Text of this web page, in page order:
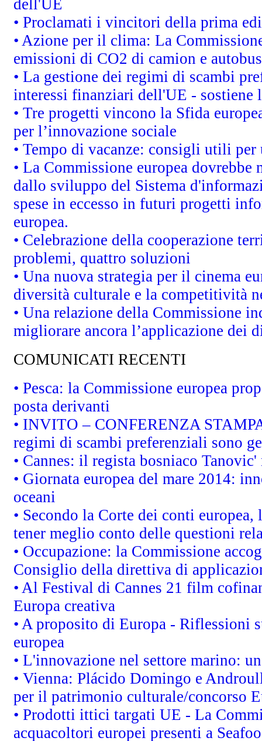
dell'UE
• Proclamati i vincitori della prima
• Azione per il clima: La
emissioni di CO2 di camion e autobus
• La gestione dei regimi di scambi
interessi finanziari dell'UE - sostiene
• Tre progetti vincono la Sfida
per l’innovazione sociale
• Tempo di vacanze: consigli utili per
• La Commissione europea
dallo sviluppo del Sistema
spese in eccesso in futuri progetti
europea.
• Celebrazione della cooperazione
problemi, quattro soluzioni
• Una nuova strategia per il cinema
diversità culturale e la competitività
• Una relazione della Commissione
migliorare ancora l’applicazione dei
COMUNICATI RECENTI
• Pesca: la Commissione europea
posta derivanti
• INVITO – CONFERENZA
regimi di scambi preferenziali sono
• Cannes: il regista bosniaco
• Giornata europea del mare 2014:
oceani
• Secondo la Corte dei conti
tener meglio conto delle questioni
• Occupazione: la Commissione
Consiglio della direttiva di
• Al Festival di Cannes 21 film
Europa creativa
• A proposito di Europa - Riflessioni
europea
• L'innovazione nel settore marino:
• Vienna: Plácido Domingo e
per il patrimonio culturale/concorso
• Prodotti ittici targati UE - La
acquacoltori europei presenti a